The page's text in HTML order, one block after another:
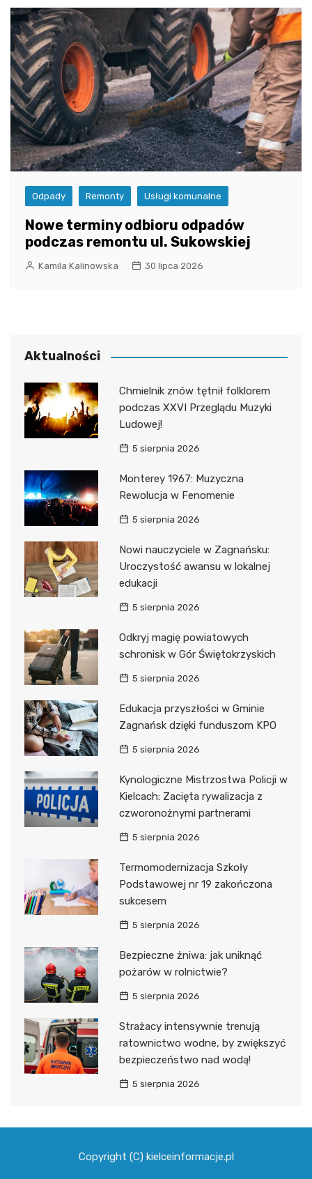
Odpady Remonty Usługi komunalne
Nowe terminy odbioru odpadów
podczas remontu ul. Sukowskiej
Kamila Kalinowska 30 lipca 2026
Aktualności
Chmielnik znów tętnił folklorem
podczas XXVI Przeglądu Muzyki
Ludowej!
5 sierpnia 2026
Monterey 1967: Muzyczna
Rewolucja w Fenomenie
5 sierpnia 2026
Nowi nauczyciele w Zagnańsku:
Uroczystość awansu w lokalnej
edukacji
5 sierpnia 2026
Odkryj magię powiatowych
schronisk w Gór Świętokrzyskich
5 sierpnia 2026
Edukacja przyszłości w Gminie
Zagnańsk dzięki funduszom KPO
5 sierpnia 2026
Kynologiczne Mistrzostwa Policji w
Kielcach: Zacięta rywalizacja z
czworonożnymi partnerami
5 sierpnia 2026
Termomodernizacja Szkoły
Podstawowej nr 19 zakończona
sukcesem
5 sierpnia 2026
Bezpieczne żniwa: jak uniknąć
pożarów w rolnictwie?
5 sierpnia 2026
Strażacy intensywnie trenują
ratownictwo wodne, by zwiększyć
bezpieczeństwo nad wodą!
5 sierpnia 2026
Copyright (C) kielceinformacje.pl